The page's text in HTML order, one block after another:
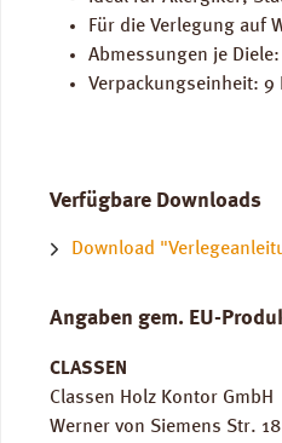
Für die Verlegung auf
Abmessungen je
Verpackungseinheit: 9
Verfügbare Downloads
Download
Angaben gem. EU-
CLASSEN
Classen Holz Kontor GmbH
Werner von Siemens Str. 18